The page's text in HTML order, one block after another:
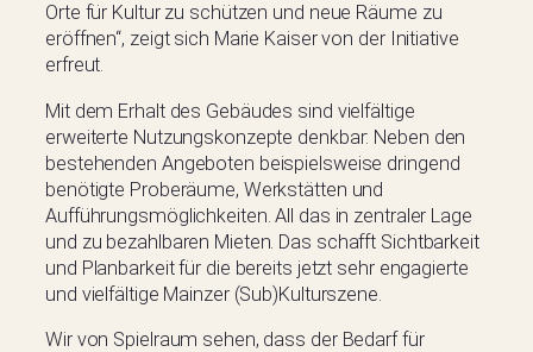
Orte für Kultur zu schützen und neue Räume zu
eröffnen“, zeigt sich Marie Kaiser von der Initiative
erfreut.
Mit dem Erhalt des Gebäudes sind vielfältige
erweiterte Nutzungskonzepte denkbar: Neben den
bestehenden Angeboten beispielsweise dringend
benötigte Proberäume, Werkstätten und
Aufführungsmöglichkeiten. All das in zentraler Lage
und zu bezahlbaren Mieten. Das schafft Sichtbarkeit
und Planbarkeit für die bereits jetzt sehr engagierte
und vielfältige Mainzer (Sub)Kulturszene.
Wir von Spielraum sehen, dass der Bedarf für